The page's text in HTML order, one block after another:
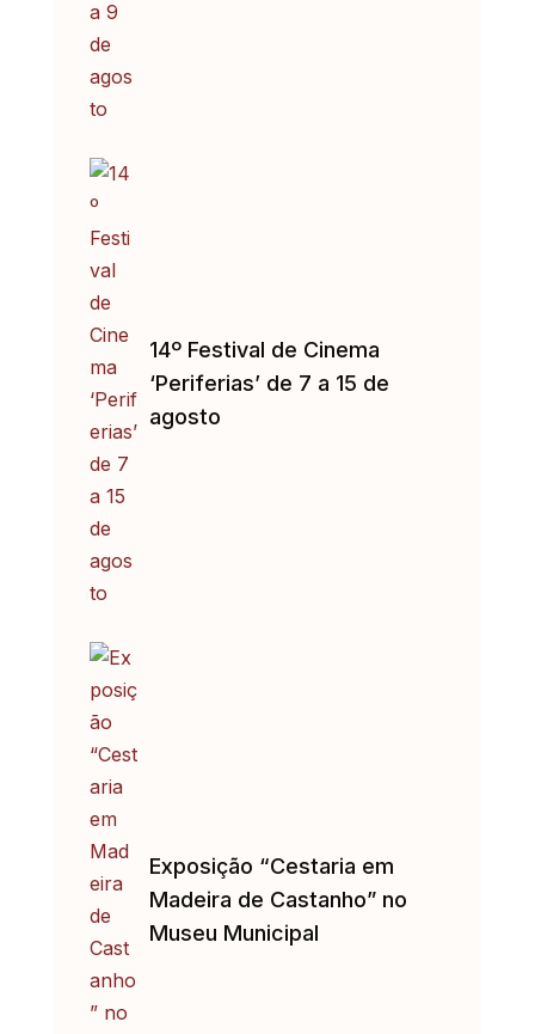
14º Festival de Cinema
‘Periferias’ de 7 a 15 de
agosto
Exposição “Cestaria em
Madeira de Castanho” no
Museu Municipal